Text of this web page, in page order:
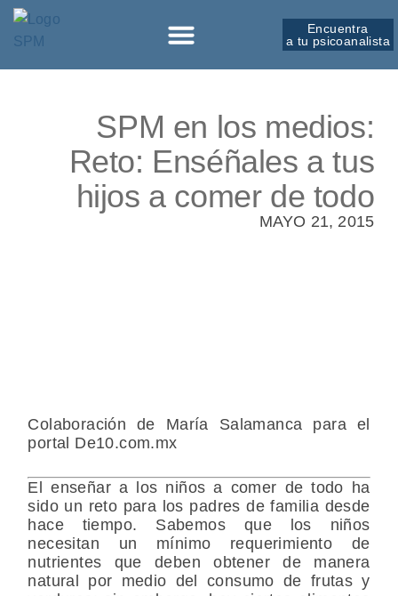
Encuentra
a tu psicoanalista
SPM en los medios:
Reto: Enséñales a tus
hijos a comer de todo
MAYO 21, 2015
Colaboración de María Salamanca para el
portal De10.com.mx
El enseñar a los niños a comer de todo ha
sido un reto para los padres de familia desde
hace tiempo. Sabemos que los niños
necesitan un mínimo requerimiento de
nutrientes que deben obtener de manera
natural por medio del consumo de frutas y